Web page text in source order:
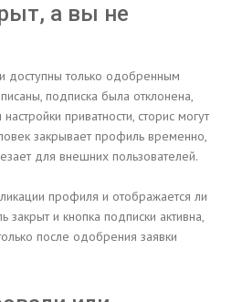
а вы не
доступны только одобренным
подписка была отклонена,
приватности, сторис могут
закрывает профиль временно,
для внешних пользователей.
профиля и отображается ли
закрыт и кнопка подписки активна,
после одобрения заявки